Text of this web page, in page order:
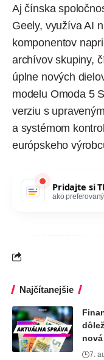
Aj čínska
Geely, využíva AI
komponentov
archívov skupiny,
úplne nových
modelu Omoda 5
verziu s
a systémom
európskeho
Pridajte si
ako
Najčítanejšie
7.